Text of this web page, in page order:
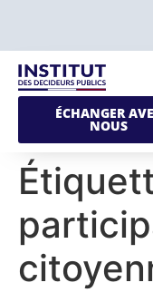
ÉCHANGER
NOUS